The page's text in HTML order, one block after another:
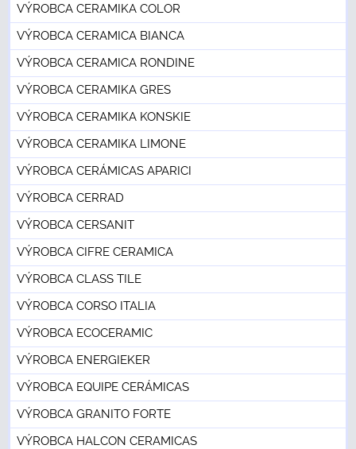
VÝROBCA CERAMIKA COLOR
VÝROBCA CERAMICA BIANCA
VÝROBCA CERAMICA RONDINE
VÝROBCA CERAMIKA GRES
VÝROBCA CERAMIKA KONSKIE
VÝROBCA CERAMIKA LIMONE
VÝROBCA CERÁMICAS APARICI
VÝROBCA CERRAD
VÝROBCA CERSANIT
VÝROBCA CIFRE CERAMICA
VÝROBCA CLASS TILE
VÝROBCA CORSO ITALIA
VÝROBCA ECOCERAMIC
VÝROBCA ENERGIEKER
VÝROBCA EQUIPE CERÁMICAS
VÝROBCA GRANITO FORTE
VÝROBCA HALCON CERAMICAS